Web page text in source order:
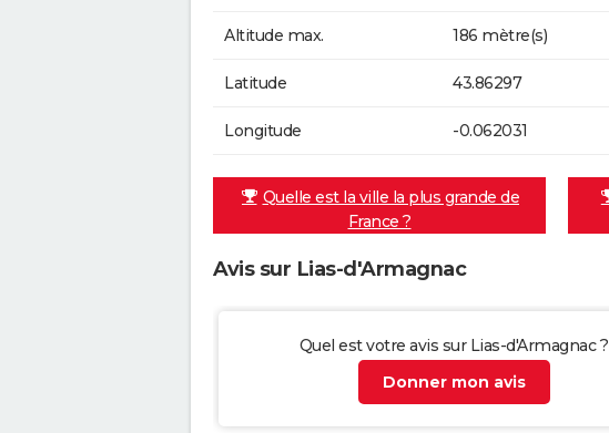
Altitude max. 186 mètre(s)
Latitude 43.86297
Longitude -0.062031
Quelle est la ville la plus grande de
France ?
Avis sur Lias-d'Armagnac
Quel est votre avis sur Lias-d'Armagnac ?
Donner mon avis